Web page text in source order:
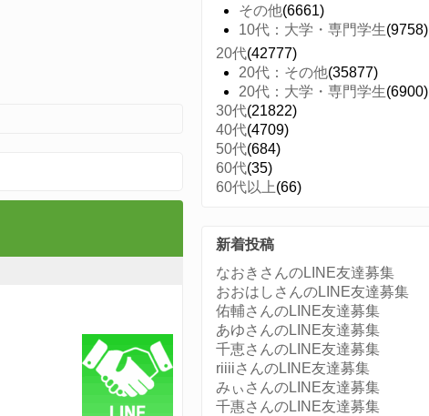
その他(6661)
10代：大学・専門学生(9758)
20代(42777)
20代：その他(35877)
20代：大学・専門学生(6900)
30代(21822)
40代(4709)
50代(684)
60代(35)
60代以上(66)
新着投稿
なおきさんのLINE友達募集
おおはしさんのLINE友達募集
佑輔さんのLINE友達募集
あゆさんのLINE友達募集
千恵さんのLINE友達募集
riiiiさんのLINE友達募集
みぃさんのLINE友達募集
千惠さんのLINE友達募集